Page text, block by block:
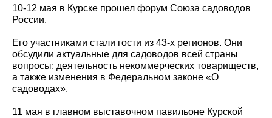
10-12 мая в Курске прошел форум Союза садоводов
России.
Его участниками стали гости из 43-х регионов. Они
обсудили актуальные для садоводов всей страны
вопросы: деятельность некоммерческих товариществ,
а также изменения в Федеральном законе «О
садоводах».
11 мая в главном выставочном павильоне Курской